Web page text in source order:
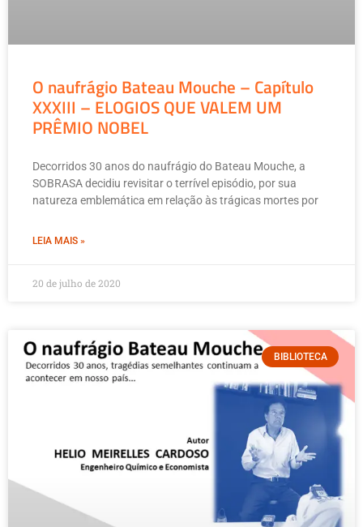
O naufrágio Bateau Mouche – Capítulo
XXXIII – ELOGIOS QUE VALEM UM
PRÊMIO NOBEL
Decorridos 30 anos do naufrágio do Bateau Mouche, a
SOBRASA decidiu revisitar o terrível episódio, por sua
natureza emblemática em relação às trágicas mortes por
LEIA MAIS »
20 de julho de 2020
BIBLIOTECA